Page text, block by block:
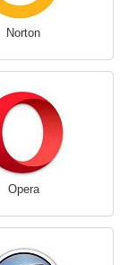
Norton
Opera